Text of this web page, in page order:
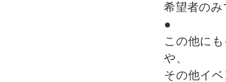
希望者の
●
この他に
や、
その他イ